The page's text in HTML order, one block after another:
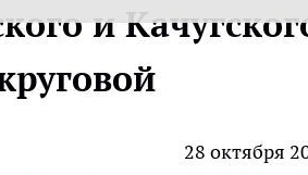
и
28 октября